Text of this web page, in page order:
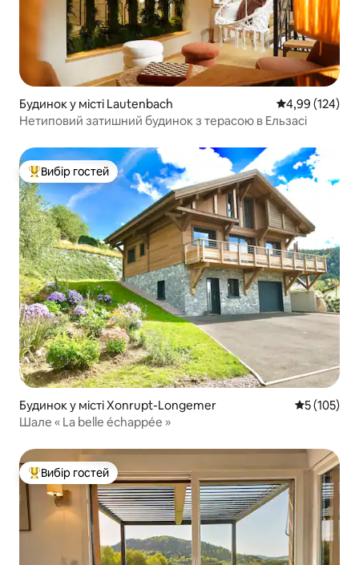
Будинок у місті Lautenbach Середня
4,99 (124)
Нетиповий затишний будинок з терасою в Ельзасі
Топ вибір гостей
Вибір гостей
Будинок у місті Xonrupt-Longemer Середня
5 (105)
Шале « La belle échappée »
Топ вибір гостей
Вибір гостей